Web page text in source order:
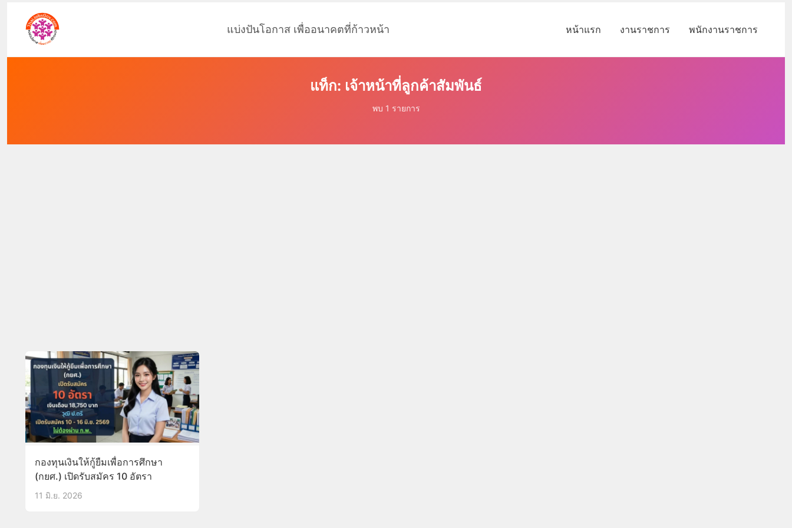
แบ่งปันโอกาส เพื่ออนาคตที่ก้าวหน้า หน้าแรก งานราชการ พนักงานราชการ
แท็ก: เจ้าหน้าที่ลูกค้าสัมพันธ์
พบ 1 รายการ
กองทุนเงินให้กู้ยืมเพื่อการศึกษา
(กยศ.) เปิดรับสมัคร 10 อัตรา
11 มิ.ย. 2026